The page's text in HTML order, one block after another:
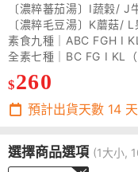
〔濃粹蕃茄湯〕I蔬穀/ J
〔濃粹毛豆湯〕K蘑菇/
素食九種｜ABC FGH I KL
全素七種｜BC FG I KL
$260
預計出貨天數 14 天
選擇商品選項 (1大小,